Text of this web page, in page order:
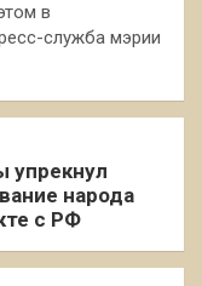
в
служба мэрии
упрекнул
народа
с РФ